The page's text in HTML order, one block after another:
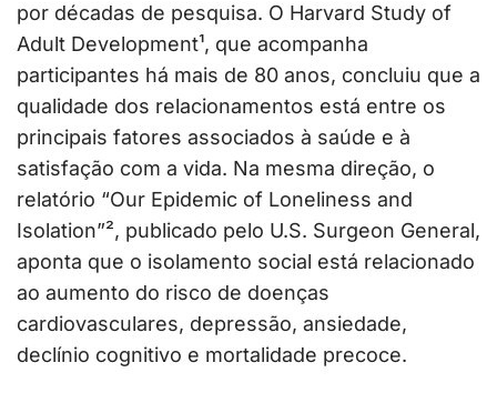
por décadas de pesquisa. O Harvard Study of
Adult Development¹, que acompanha
participantes há mais de 80 anos, concluiu que a
qualidade dos relacionamentos está entre os
principais fatores associados à saúde e à
satisfação com a vida. Na mesma direção, o
relatório “Our Epidemic of Loneliness and
Isolation”², publicado pelo U.S. Surgeon General,
aponta que o isolamento social está relacionado
ao aumento do risco de doenças
cardiovasculares, depressão, ansiedade,
declínio cognitivo e mortalidade precoce.